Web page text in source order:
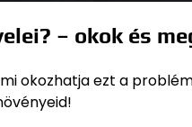
– okok és
okozhatja ezt a